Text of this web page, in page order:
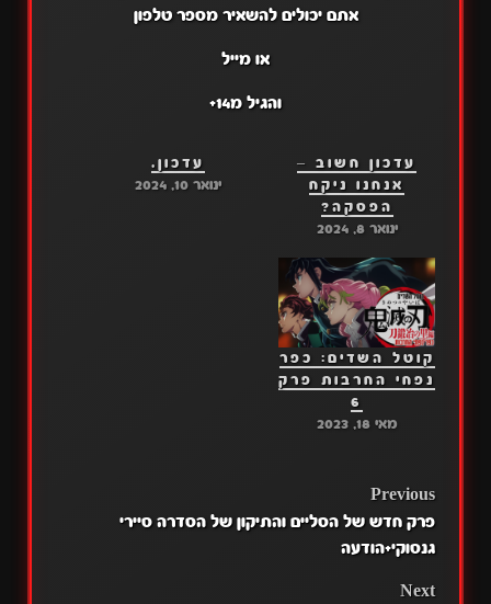
אתם יכולים להשאיר מספר טלפון
או מייל
והגיל מ14+
עדכון חשוב –
אנחנו ניקח
הפסקה?
ינואר 8, 2024
עדכון.
ינואר 10, 2024
קוטל השדים: כפר
נפחי החרבות פרק
6
מאי 18, 2023
POST
NAVIGATION
Previous
פרק חדש של הסליים והתיקון של הסדרה סיירי
גנסוקי+הודעה
Next